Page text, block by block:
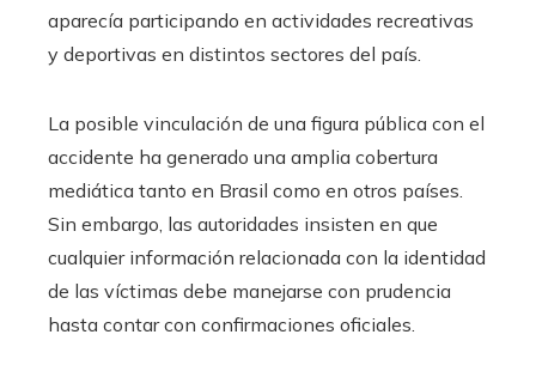
aparecía participando en actividades recreativas
y deportivas en distintos sectores del país.
La posible vinculación de una figura pública con el
accidente ha generado una amplia cobertura
mediática tanto en Brasil como en otros países.
Sin embargo, las autoridades insisten en que
cualquier información relacionada con la identidad
de las víctimas debe manejarse con prudencia
hasta contar con confirmaciones oficiales.